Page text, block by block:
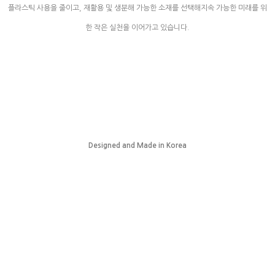
플라스틱 사용을 줄이고, 재활용 및 생분해 가능한 소재를 선택해지속 가능한 미래를 위
한 작은 실천을 이어가고 있습니다.
Designed and Made in Korea